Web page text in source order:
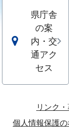
県庁舎
の案
内・交
通アク
セス
リンク
個人情報保護